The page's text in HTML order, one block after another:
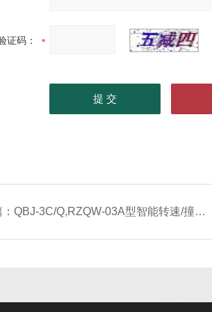
证码：
：QBJ-3C/Q,RZQW-03A型智能转速/撞击子监视保护仪（生产厂家）无法替代，销量*